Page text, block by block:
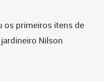
os primeiros itens de
Nilson